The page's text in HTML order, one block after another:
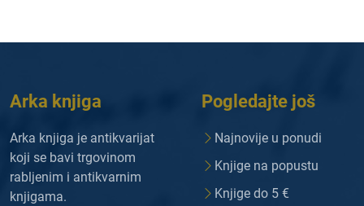
Arka knjiga
Arka knjiga je antikvarijat
koji se bavi trgovinom
rabljenim i antikvarnim
knjigama.
Pogledajte još
Najnovije u ponudi
Knjige na popustu
Knjige do 5 €